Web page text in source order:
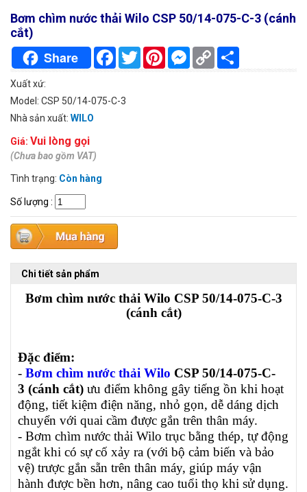
Bơm chìm nước thải Wilo CSP 50/14-075-C-3 (cánh
cắt)
Share FacebookTwitterPinterestMessenger
Copy
Link
Xuất xứ:
Model: CSP 50/14-075-C-3
Nhà sản xuất: WILO
Giá: Vui lòng gọi
(Chưa bao gồm VAT)
Tình trạng: Còn hàng
Số lượng :
Chi tiết sản phẩm
Bơm chìm nước thải Wilo CSP 50/14-075-C-3
(cánh cắt)
Đặc điểm:
- Bơm chìm nước thải Wilo CSP 50/14-075-C-
3 (cánh cắt) ưu điểm không gây tiếng ồn khi hoạt
động, tiết kiệm điện năng, nhỏ gọn, dễ dáng dịch
chuyển với quai cầm được gắn trên thân máy.
- Bơm chìm nước thải Wilo trục bằng thép, tự động
ngắt khi có sự cố xảy ra (với bộ cảm biến và bảo
vệ) trược gắn sẵn trên thân máy, giúp máy vận
hành được bền hơn, nâng cao tuổi thọ khi sử dụng.